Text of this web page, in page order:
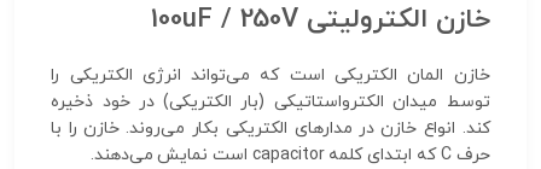
خازن الکترولیتی 100uF / 250V
خازن المان الکتریکی است که می‌تواند انرژی الکتریکی را
توسط میدان الکترواستاتیکی (بار الکتریکی) در خود ذخیره
کند. انواع خازن در مدارهای الکتریکی بکار می‌روند. خازن را با
حرف C که ابتدای کلمه capacitor است نمایش می‌دهند.